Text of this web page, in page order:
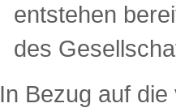
entstehen
des
In Bezug auf